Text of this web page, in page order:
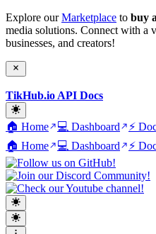
Explore ourMarketplace to buy
media solutions. Connect with a
businesses, and creators!
TikHub.io API Docs
🏠 Home 💻 Dashboard ⚡
🏠 Home
💻 Dashboard ⚡